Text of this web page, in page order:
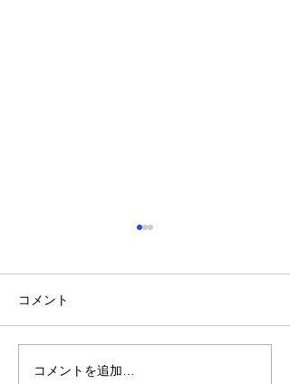
コメント
コメントを追加…